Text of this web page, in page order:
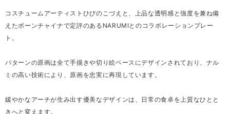
コスチュームアーティストひびのこづえと、上品な透明感と強度を兼ね備
えたボーンチャイナで定評のあるNARUMIとのコラボレーションプレー
ト。
パターンの原画は全て手描きや切り絵ベースにデザインされており、ナル
ミの高い技術により、原画を忠実に再現しています。
緩やかなアーチが生み出す優美なデザインは、日常の食卓を上質なひとと
きへと変えます。